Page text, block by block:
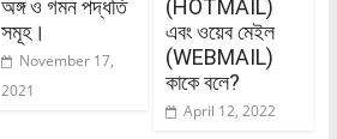
অঙ্গ ও গমন পদ্ধতি
সমূহ।
November 17,
2021
(HOTMAIL)
এবং ওয়েব মেইল
(WEBMAIL)
কাকে বলে?
April 12, 2022